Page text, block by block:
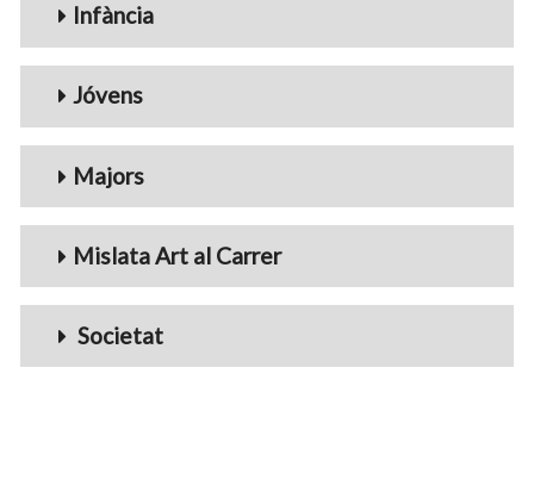
Infància
Jóvens
Majors
Mislata Art al Carrer
Societat